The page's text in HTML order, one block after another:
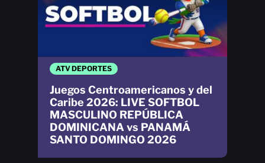
ATV DEPORTES
Juegos Centroamericanos y del
Caribe 2026: LIVE SOFTBOL
MASCULINO REPÚBLICA
DOMINICANA vs PANAMÁ
SANTO DOMINGO 2026